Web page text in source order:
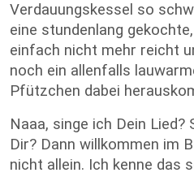
Verdauungskessel so
eine stundenlang
einfach nicht mehr reicht
noch ein allenfalls
Pfützchen dabei
Naaa, singe ich Dein
Dir? Dann willkommen im
nicht allein. Ich kenne das